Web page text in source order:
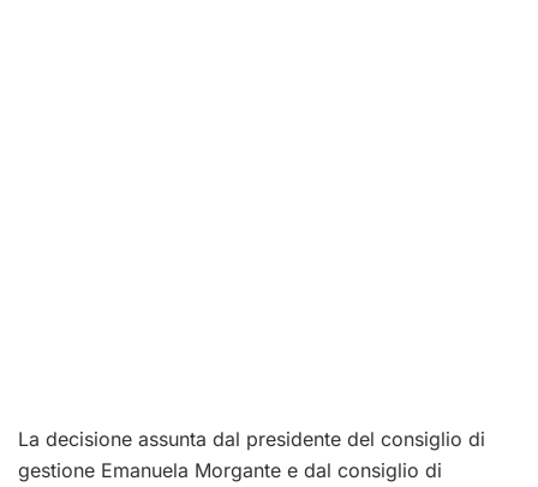
La decisione assunta dal presidente del consiglio di
gestione Emanuela Morgante e dal consiglio di